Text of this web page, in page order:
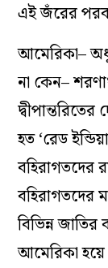
এই জঁরের
আমেরিকা–
না কেন–
হত‘রেড
বহিরাগতদের
বহিরাগতদের
বিভিন্ন
আমেরিকা হয়ে